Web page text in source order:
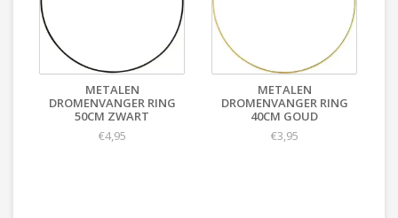
METALEN
DROMENVANGER RING
50CM ZWART
€4,95
METALEN
DROMENVANGER RING
40CM GOUD
€3,95